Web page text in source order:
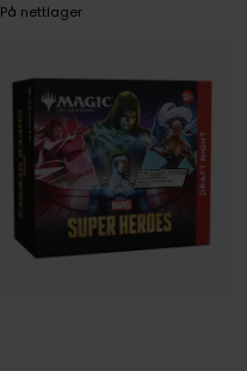
På nettlager